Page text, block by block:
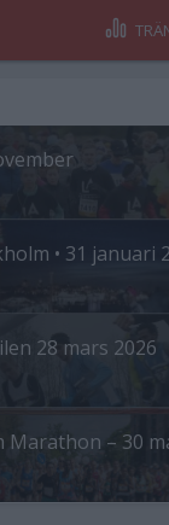
• 31 januari
28 mars 2026
Marathon – 30